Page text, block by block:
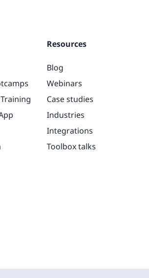
Resources
Blog
Webinars
Case studies
Industries
Integrations
Toolbox talks